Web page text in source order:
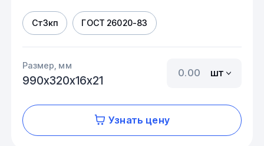
Ст3кп ГОСТ 26020-83
Размер, мм
990х320х16х21
шт
Узнать цену